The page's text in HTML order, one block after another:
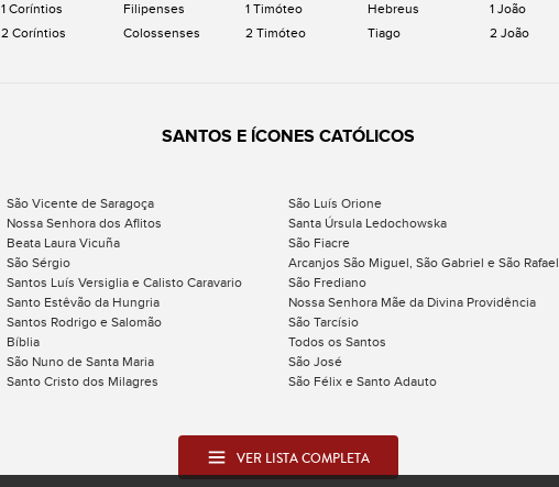
1 Coríntios
2 Coríntios
Filipenses
Colossenses
1 Timóteo
2 Timóteo
Hebreus
Tiago
1 João
2 João
SANTOS E ÍCONES CATÓLICOS
São Vicente de Saragoça São Luís Orione
Nossa Senhora dos Aflitos Santa Úrsula Ledochowska
Beata Laura Vicuña São Fiacre
São Sérgio Arcanjos São Miguel, São Gabriel e São Rafael
Santos Luís Versiglia e Calisto Caravario São Frediano
Santo Estêvão da Hungria Nossa Senhora Mãe da Divina Providência
Santos Rodrigo e Salomão São Tarcísio
Bíblia Todos os Santos
São Nuno de Santa Maria São José
Santo Cristo dos Milagres São Félix e Santo Adauto
VER LISTA COMPLETA